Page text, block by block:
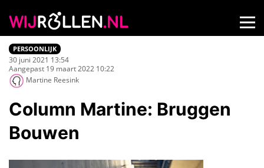
PERSOONLIJK
30 juni 2021 13:54
Aangepast 19 maart 2022 10:22
Martine Reesink
Column Martine: Bruggen
Bouwen